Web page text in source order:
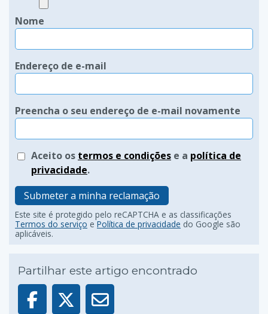
Nome
Endereço de e-mail
Preencha o seu endereço de e-mail novamente
Aceito os termos e condições e a política de
privacidade.
Submeter a minha reclamação
Este site é protegido pelo reCAPTCHA e as classificações
Termos do serviço ePolítica de privacidade do Google são
aplicáveis.
Partilhar este artigo encontrado